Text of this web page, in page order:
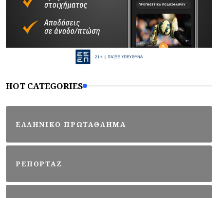
HOT CATEGORIES
ΕΛΛΗΝΙΚΟ ΠΡΩΤΑΘΛΗΜΑ
ΡΕΠΟΡΤΑΖ